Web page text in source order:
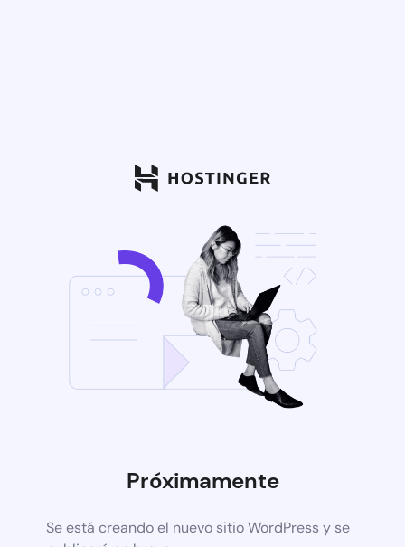
Próximamente
Se está creando el nuevo sitio WordPress y se